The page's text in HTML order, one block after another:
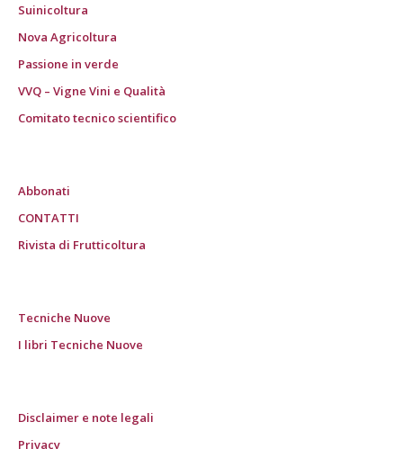
Suinicoltura
Nova Agricoltura
Passione in verde
VVQ – Vigne Vini e Qualità
Comitato tecnico scientifico
Abbonati
CONTATTI
Rivista di Frutticoltura
Tecniche Nuove
I libri Tecniche Nuove
Disclaimer e note legali
Privacy